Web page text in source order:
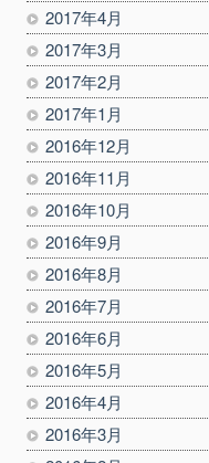
2017年4月
2017年3月
2017年2月
2017年1月
2016年12月
2016年11月
2016年10月
2016年9月
2016年8月
2016年7月
2016年6月
2016年5月
2016年4月
2016年3月